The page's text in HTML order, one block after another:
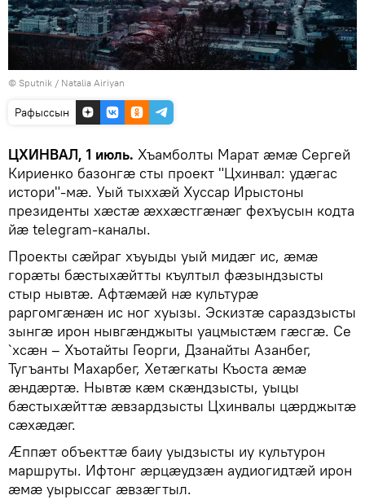
© Sputnik / Natalia Airiyan
Рафыссын
ЦХИНВАЛ, 1 июль. Хъамболты Марат ӕмӕ Сергей
Кириенко базонгӕ сты проект "Цхинвал: удӕгас
истори"-мӕ. Уый тыххӕй Хуссар Ирыстоны
президенты хӕстӕ ӕххӕстгӕнӕг фехъусын кодта
йӕ telegram-каналы.
Проекты сӕйраг хъуыды уый мидӕг ис, ӕмӕ
горӕты бӕстыхӕйтты къултыл фӕзындзысты
стыр нывтӕ. Афтӕмӕй нӕ культурӕ
раргомгӕнӕн ис ног хуызы. Эскизтӕ сараздзысты
зынгӕ ирон нывгӕнджыты уацмыстӕм гӕсгӕ. Се
`хсӕн – Хъотайты Георги, Дзанайты Азанбег,
Тугъанты Махарбег, Хетӕгкаты Къоста ӕмӕ
ӕндӕртӕ. Нывтӕ кӕм скӕндзысты, уыцы
бӕстыхӕйттӕ ӕвзардзысты Цхинвалы цӕрджытӕ
сӕхӕдӕг.
Ӕппӕт объекттӕ баиу уыдзысты иу культурон
маршруты. Ифтонг ӕрцӕудзӕн аудиогидтӕй ирон
ӕмӕ уырыссаг ӕвзӕгтыл.